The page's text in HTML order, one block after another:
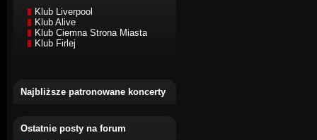
Klub Liverpool
Klub Alive
Klub Ciemna Strona Miasta
Klub Firlej
Najbliższe patronowane koncerty
Ostatnie posty na forum